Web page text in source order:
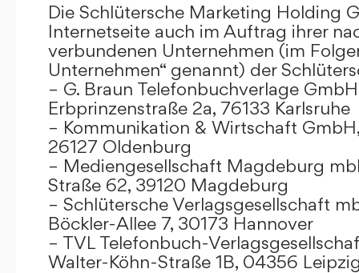
Die Schlütersche Marketing Holding
Internetseite auch im Auftrag ihrer
verbundenen Unternehmen (im
Unternehmen“ genannt) der
– G. Braun Telefonbuchverlage GmbH
Erbprinzenstraße 2a, 76133 Karlsruhe
– Kommunikation & Wirtschaft
26127 Oldenburg
– Mediengesellschaft Magdeburg
Straße 62, 39120 Magdeburg
– Schlütersche Verlagsgesellschaft
Böckler-Allee 7, 30173 Hannover
– TVL Telefonbuch-
Walter-Köhn-Straße 1B, 04356